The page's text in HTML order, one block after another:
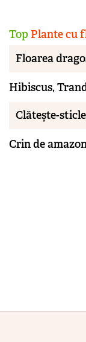
Top Plante cu
Floarea
Hibiscus,
Clătește-sticle
Crin de